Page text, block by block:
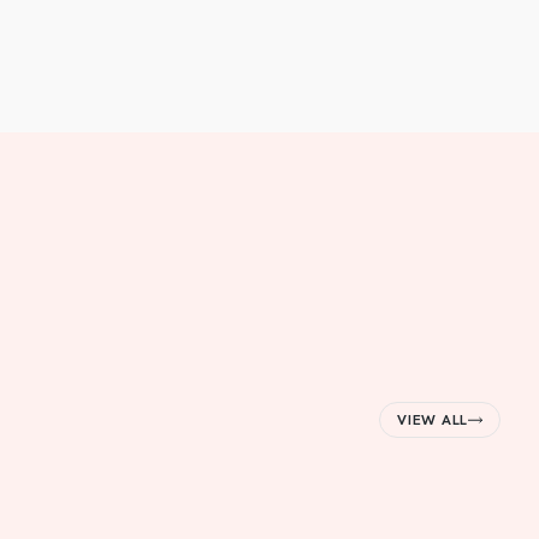
VIEW ALL